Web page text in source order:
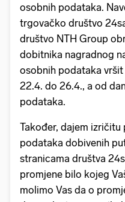
osobnih podataka.
trgovačko društvo
društvo NTH Group
dobitnika nagradnog
osobnih podataka
22.4. do 26.4., a od
podataka.
Također, dajem
podataka dobivenih
stranicama društva
promjene bilo kojeg
molimo Vas da o